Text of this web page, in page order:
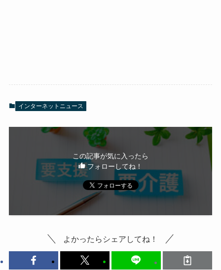
インターネットニュース
この記事が気に入ったら
フォローしてね！
よかったらシェアしてね！